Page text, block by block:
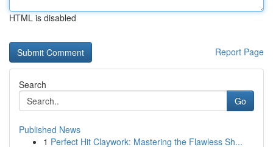
HTML is disabled
Report Page
Search
Go
Published News
1 Perfect Hit Claywork: Mastering the Flawless Sh...